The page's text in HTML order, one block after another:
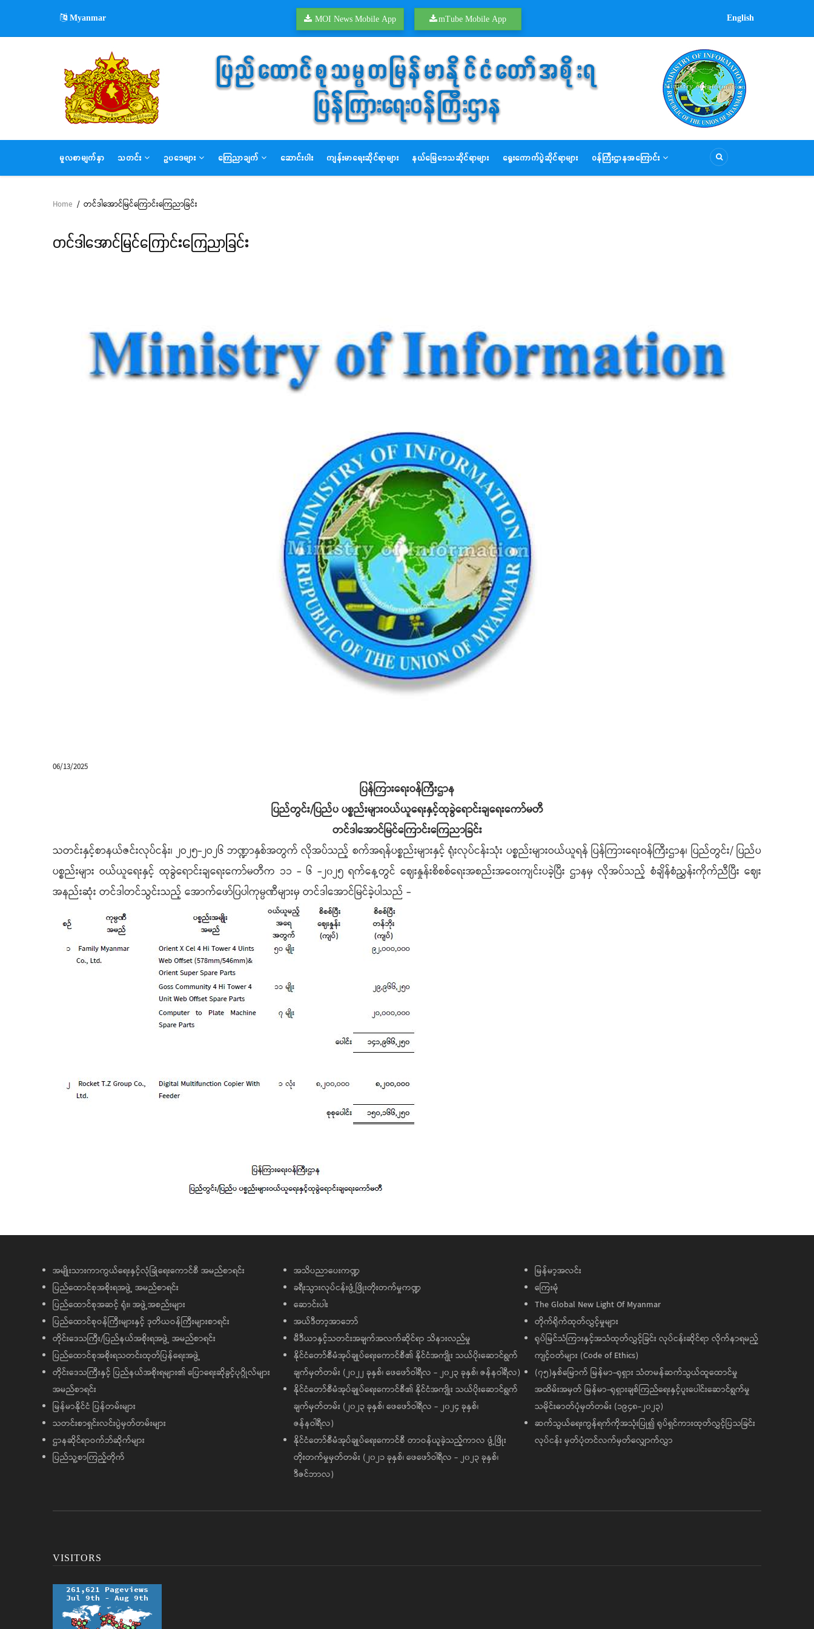
main
Myanmar MOI News Mobile App mTube Mobile App English
MAIN
NAVIGATION
မူလစာမျက်နှာ သတင်း ဥပဒေများ ကြေညာချက် ဆောင်းပါး ကျန်းမာရေးဆိုင်ရာများ နယ်မြေဒေသဆိုင်ရာများ ရွေးကောက်ပွဲဆိုင်ရာများ ဝန်ကြီးဌာနအကြောင်း
Breadcrumb
Home / တင်ဒါအောင်မြင်ကြောင်းကြေညာခြင်း
တင်ဒါအောင်မြင်ကြောင်းကြေညာခြင်း
06/13/2025
ပြန်ကြားရေးဝန်ကြီးဌာန
ပြည်တွင်း/ပြည်ပ ပစ္စည်းများဝယ်ယူရေးနှင့်ထုခွဲရောင်းချရေးကော်မတီ
တင်ဒါအောင်မြင်ကြောင်းကြေညာခြင်း
သတင်းနှင့်စာနယ်ဇင်းလုပ်ငန်း၊ ၂ဝ၂၅-၂ဝ၂၆ ဘဏ္ဍာနှစ်အတွက် လိုအပ်သည့် စက်အရန်ပစ္စည်းများနှင့် ရုံးလုပ်ငန်းသုံး ပစ္စည်းများဝယ်ယူရန် ပြန်ကြားရေးဝန်ကြီးဌာန၊ ပြည်တွင်း/ ပြည်ပ
ပစ္စည်းများ ဝယ်ယူရေးနှင့် ထုခွဲရောင်းချရေးကော်မတီက ၁၁ - ၆ -၂၀၂၅ ရက်နေ့တွင် ဈေးနှုန်းစိစစ်ရေးအစည်းအဝေးကျင်းပခဲ့ပြီး ဌာနမှ လိုအပ်သည့် စံချိန်စံညွှန်းကိုက်ညီပြီး ဈေး
အနည်းဆုံး တင်ဒါတင်သွင်းသည့် အောက်ဖော်ပြပါကုမ္ပဏီများမှ တင်ဒါအောင်မြင်ခဲ့ပါသည် -
အမျိုးသားကာကွယ်ရေးနှင့်လုံခြုံရေးကောင်စီ အမည်စာရင်း
ပြည်ထောင်စုအစိုးရအဖွဲ့ အမည်စာရင်း
ပြည်ထောင်စုအဆင့် ရုံး၊ အဖွဲ့အစည်းများ
ပြည်ထောင်စုဝန်ကြီးများနှင့် ဒုတိယဝန်ကြီးများစာရင်း
တိုင်းဒေသကြီး/ပြည်နယ်အစိုးရအဖွဲ့ အမည်စာရင်း
ပြည်ထောင်စုအစိုးရသတင်းထုတ်ပြန်ရေးအဖွဲ့
တိုင်းဒေသကြီးနှင့် ပြည်နယ်အစိုးရများ၏ ပြောရေးဆိုခွင့်ပုဂ္ဂိုလ်များ
အမည်စာရင်း
မြန်မာနိုင်ငံ ပြန်တမ်းများ
သတင်းစာရှင်းလင်းပွဲမှတ်တမ်းများ
ဌာနဆိုင်ရာဝက်ဘ်ဆိုက်များ
ပြည်သူ့စာကြည့်တိုက်
အသိပညာပေးကဏ္ဍ
ခရီးသွားလုပ်ငန်းဖွံ့ဖြိုးတိုးတက်မှုကဏ္ဍ
ဆောင်းပါး
အယ်ဒီတာ့အာဘော်
မီဒီယာနှင့်သတင်းအချက်အလက်ဆိုင်ရာ သိနားလည်မှု
နိုင်ငံတော်စီမံအုပ်ချုပ်ရေးကောင်စီ၏ နိုင်ငံအကျိုး သယ်ပိုးဆောင်ရွက်
ချက်မှတ်တမ်း (၂၀၂၂ ခုနှစ်၊ ဖေဖော်ဝါရီလ - ၂၀၂၃ ခုနှစ်၊ ဇန်နဝါရီလ)
နိုင်ငံတော်စီမံအုပ်ချုပ်ရေးကောင်စီ၏ နိုင်ငံအကျိုး သယ်ပိုးဆောင်ရွက်
ချက်မှတ်တမ်း (၂၀၂၃ ခုနှစ်၊ ဖေဖော်ဝါရီလ - ၂၀၂၄ ခုနှစ်၊
ဇန်နဝါရီလ)
နိုင်ငံတော်စီမံအုပ်ချုပ်ရေးကောင်စီ တာဝန်ယူခဲ့သည့်ကာလ ဖွံ့ဖြိုး
တိုးတက်မှုမှတ်တမ်း (၂၀၂၁ ခုနှစ်၊ ဖေဖော်ဝါရီလ - ၂၀၂၃ ခုနှစ်၊
ဒီဇင်ဘာလ)
မြန်မာ့အလင်း
ကြေးမုံ
The Global New Light Of Myanmar
တိုက်ရိုက်ထုတ်လွှင့်မှုများ
ရုပ်မြင်သံကြားနှင့်အသံထုတ်လွှင့်ခြင်း လုပ်ငန်းဆိုင်ရာ လိုက်နာရမည့်
ကျင့်ဝတ်များ (Code of Ethics)
(၇၅)နှစ်မြောက် မြန်မာ-ရုရှား သံတမန်ဆက်သွယ်ထူထောင်မှု
အထိမ်းအမှတ် မြန်မာ-ရုရှားချစ်ကြည်ရေးနှင့်ပူးပေါင်းဆောင်ရွက်မှု
သမိုင်းဓာတ်ပုံမှတ်တမ်း (၁၉၄၈-၂၀၂၃)
ဆက်သွယ်ရေးကွန်ရက်ကိုအသုံးပြု၍ ရုပ်ရှင်ကားထုတ်လွှင့်ပြသခြင်း
လုပ်ငန်း မှတ်ပုံတင်လက်မှတ်လျှောက်လွှာ
VISITORS